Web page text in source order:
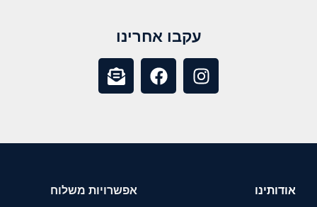
עקבו אחרינו
אודותינו
אפשרויות משלוח